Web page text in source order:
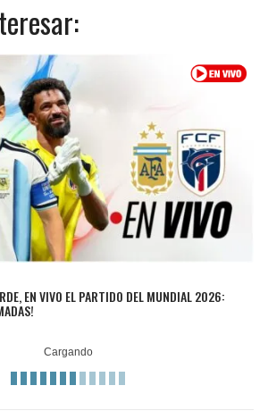
EN VIVO EL PARTIDO DEL MUNDIAL 2026: